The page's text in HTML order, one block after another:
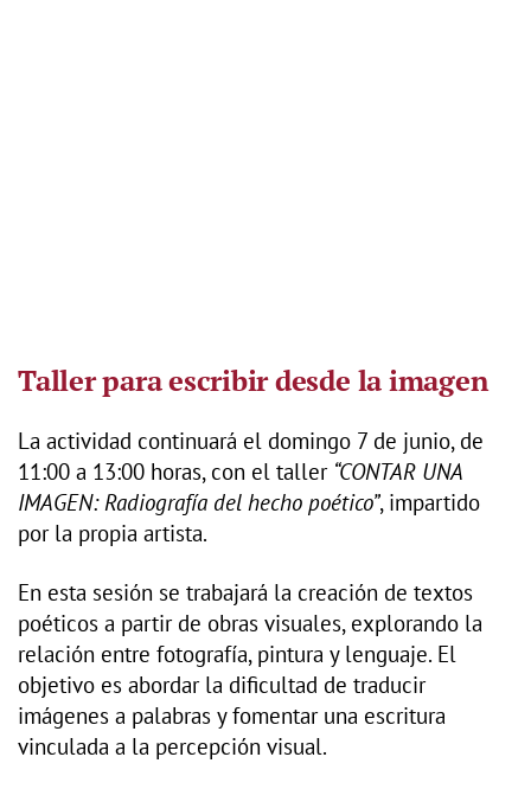
Taller para escribir desde la imagen
La actividad continuará el domingo 7 de junio, de
11:00 a 13:00 horas, con el taller “CONTAR UNA
IMAGEN: Radiografía del hecho poético”, impartido
por la propia artista.
En esta sesión se trabajará la creación de textos
poéticos a partir de obras visuales, explorando la
relación entre fotografía, pintura y lenguaje. El
objetivo es abordar la dificultad de traducir
imágenes a palabras y fomentar una escritura
vinculada a la percepción visual.